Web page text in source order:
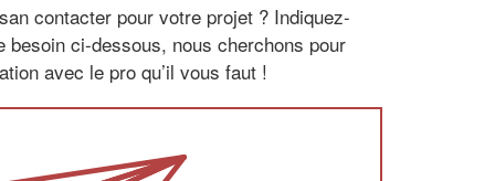
contacter pour votre projet ? Indiquez-
besoin ci-dessous, nous cherchons pour
avec le pro qu’il vous faut !